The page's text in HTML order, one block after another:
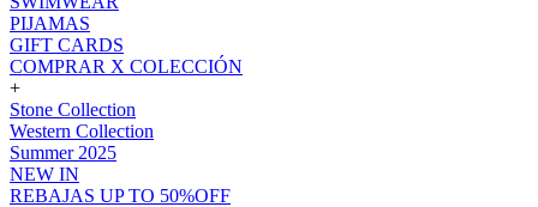
PIJAMAS
GIFT CARDS
COMPRAR X COLECCIÓN
+
Stone Collection
Western Collection
Summer 2025
NEW IN
REBAJAS UP TO 50%OFF